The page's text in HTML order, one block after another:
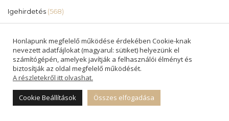
Igehirdetés (568)
Közlemény
Meghívó(19)
Honlapunk megfelelő működése érdekében Cookie-knak
nevezett adatfájlokat (magyarul: sütiket) helyezünk el
számítógépén, amelyek javítják a felhasználói élményt és
biztosítják az oldal megfelelő működését.
A részletekről itt olvashat.
Cookie Beállítások Összes elfogadása